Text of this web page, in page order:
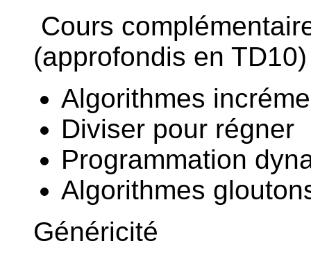
Cours
(approfondis en TD10)
Algorithmes
Diviser pour régner
Programmation
Algorithmes
Généricité